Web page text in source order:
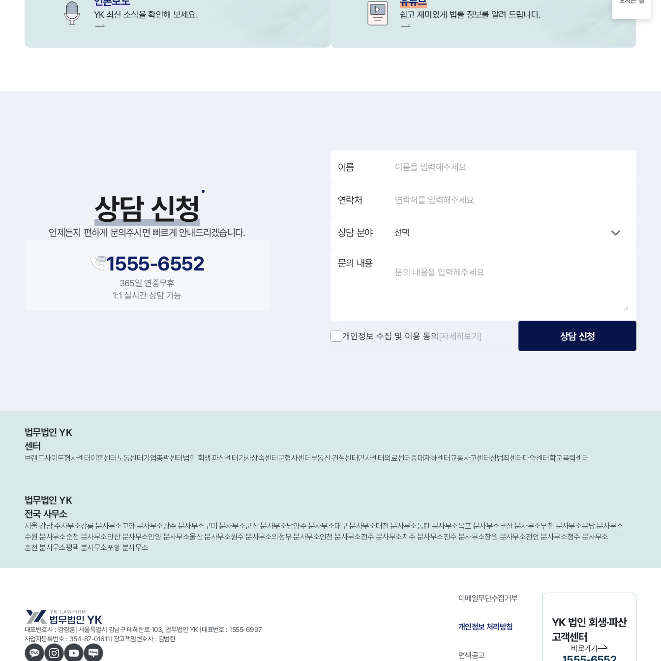
YK 최신 소식을 확인해 보세요. 쉽고 재미있게 법률 정보를 알려 드립니다.
상담 신청
언제든지 편하게 문의주시면 빠르게 안내드리겠습니다.
1555-6552
365일 연중무휴
1:1 실시간 상담 가능
이름
연락처
상담 분야 선택
문의 내용
개인정보 수집 및 이용 동의[자세히보기] 상담 신청
법무법인 YK
센터
브랜드사이트형사센터이혼센터노동센터기업총괄센터법인 회생·파산센터가사상속센터군형사센터부동산·건설센터민사센터의료센터중대재해센터교통사고센터성범죄센터마약센터학교폭력센터
법무법인 YK
전국 사무소
서울 강남 주사무소강릉 분사무소고양 분사무소광주 분사무소구미 분사무소군산 분사무소남양주 분사무소대구 분사무소대전 분사무소동탄 분사무소목포 분사무소부산 분사무소부천 분사무소분당 분사무소
수원 분사무소순천 분사무소안산 분사무소안양 분사무소울산 분사무소원주 분사무소의정부 분사무소인천 분사무소전주 분사무소제주 분사무소진주 분사무소창원 분사무소천안 분사무소청주 분사무소
춘천 분사무소평택 분사무소포항 분사무소
대표변호사 : 강경훈|서울특별시 강남구 테헤란로 103, 법무법인 YK |대표번호 :1555-6997
사업자등록번호 : 354-87-01611|광고책임변호사 : 김범한
이메일무단수집거부
개인정보 처리방침
면책공고
YK 법인 회생·파산
고객센터
바로가기